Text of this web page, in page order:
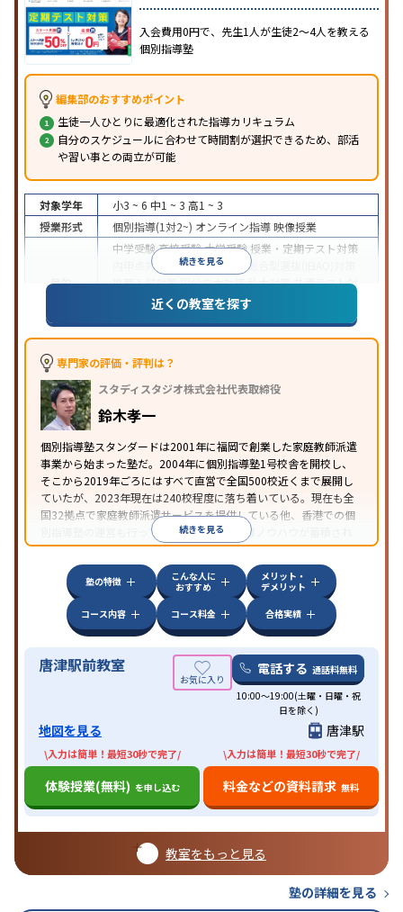
入会費用0円で、先生1人が生徒2〜4人を教える
個別指導塾
編集部のおすすめポイント
生徒一人ひとりに最適化された指導カリキュラム
自分のスケジュールに合わせて時間割が選択できるため、部活
や習い事との両立が可能
続きを見る
対象学年 小3 ~ 6 中1 ~ 3 高1 ~ 3
授業形式
個別指導(1対2~) オンライン指導映像授業
目的
中学受験高校受験大学受験 授業・定期テスト対策
内申点対策
学習習慣の定着
総合型選抜(旧AO)対策
推薦入試対策国公立大対策私大対策共通テスト対
英検(英語検定)対策漢検(漢字検定)対策
特徴
中高一貫校生に対応授業の振替可能不登校生に対
応
学習にPC・タブレットを利用
科目から受講可能
り
近くの教室を探す
専門家の評価・評判は？
スタディスタジオ株式会社代表取締役
鈴木孝一
個別指導塾スタンダードは2001年に福岡で創業した家庭教師派遣
事業から始まった塾だ。2004年に個別指導塾1号校舎を開校し、
そこから2019年ごろにはすべて直営で全国500校近くまで展開し
ていたが、2023年現在は240校程度に落ち着いている。現在も全
国32拠点で家庭教師派遣サービスを提供している他、香港での個
別指導塾の運営も行っており、汎用的な指導ノウハウが蓄積され
ていることが伺える。
続きを見る
塾の特徴
こんな人に
おすすめ
メリット・
デメリット
コース内容
コース料金 合格実績
唐津駅前教室 電話する 通話料無料
10:00～19:00(土曜・日曜・祝
日を除く)
地図を見る 唐津駅
\入力は簡単！最短30秒で完了/
体験授業(無料) を申し込む
\入力は簡単！最短30秒で完了/
料金などの資料請求 無料
教室をもっと見る
塾の詳細を見る